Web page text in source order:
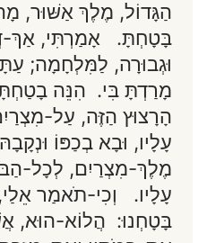
הַגָּדוֹל, מֶלֶךְ אַשּׁוּר,
בָּטָחְתָּ. אָמַרְתִּי, אַךְ-
וּגְבוּרָה, לַמִּלְחָמָה;
מָרַדְתָּ בִּי. הִנֵּה
הָרָצוּץ הַזֶּה, עַל-
עָלָיו, וּבָא בְכַפּוֹ
מֶלֶךְ-מִצְרַיִם, לְכָל-
עָלָיו. וְכִי-תֹאמַר
בָּטָחְנוּ: הֲלוֹא-הוּא,